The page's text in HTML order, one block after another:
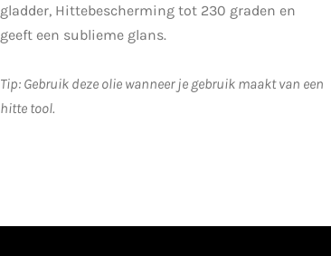
gladder, Hittebescherming tot 230 graden en
geeft een sublieme glans.
Tip: Gebruik deze olie wanneer je gebruik maakt van een
hitte tool.